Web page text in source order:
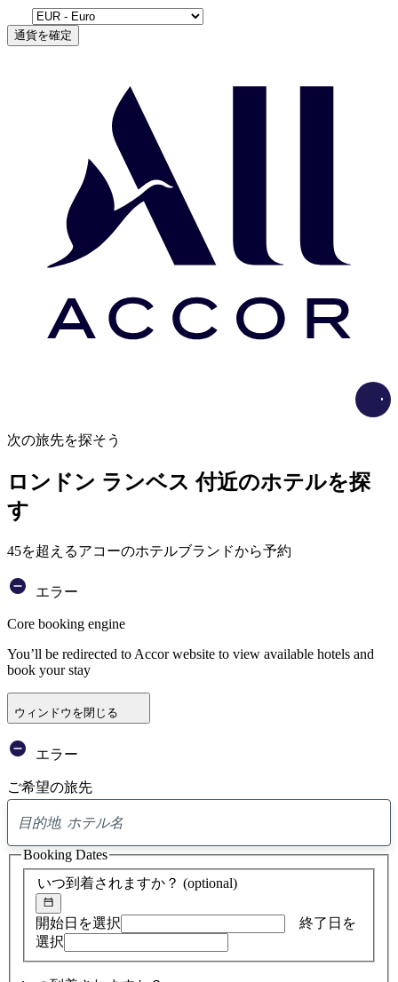
通貨を確定
次の旅先を探そう
ロンドン ランベス 付近のホテルを探
す
45を超えるアコーのホテルブランドから予約
エラー
Core booking engine
You’ll be redirected to Accor website to view available hotels and
book your stay
ウィンドウを閉じる
エラー
ご希望の旅先
ア
ド
バ
イ
検
索
いつ到着されますか？ (optional)
開始日を選択
終了日を
選択
Booking Dates